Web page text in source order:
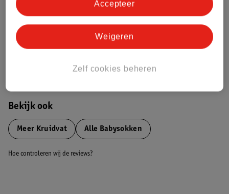
Dit product heeft (nog) geen Nature
Impact Score.
Meer informatie
Bestel & Bezorginformatie
Bekijk ook
Meer Kruidvat Alle Babysokken
Hoe controleren wij de reviews?
Zelf cookies beheren
Weigeren
Accepteer